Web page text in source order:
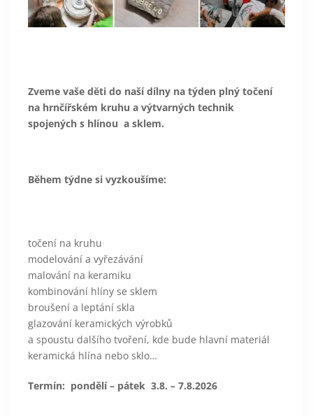
Zveme vaše děti do naší dílny na týden plný točení
na hrnčířském kruhu a výtvarných technik
spojených s hlínou a sklem.
Během týdne si vyzkoušíme:
točení na kruhu
modelování a vyřezávání
malování na keramiku
kombinování hlíny se sklem
broušení a leptání skla
glazování keramických výrobků
a spoustu dalšího tvoření, kde bude hlavní materiál
keramická hlína nebo sklo…
Termín: pondělí – pátek 3.8. – 7.8.2026